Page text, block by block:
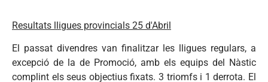
Resultats lligues provincials 25 d'Abril
El passat divendres van finalitzar les lligues regulars, a
excepció de la de Promoció, amb els equips del Nàstic
complint els seus objectius fixats. 3 triomfs i 1 derrota. El